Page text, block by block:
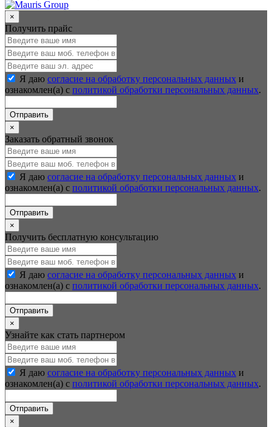
×
Получить прайс
Я даю согласие на обработку персональных данных и
ознакомлен(а) с политикой обработки персональных данных.
Отправить
×
Заказать обратный звонок
Я даю согласие на обработку персональных данных и
ознакомлен(а) с политикой обработки персональных данных.
Отправить
×
Получить бесплатную консультацию
Я даю согласие на обработку персональных данных и
ознакомлен(а) с политикой обработки персональных данных.
Отправить
×
Узнайте как стать партнером
Я даю согласие на обработку персональных данных и
ознакомлен(а) с политикой обработки персональных данных.
Отправить
×